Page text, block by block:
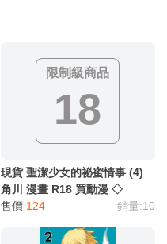
限制級商品
18
現貨 聖潔少女的祕蜜情事 (4)
角川 漫畫 R18 買動漫 ◇
售價 124 銷量:10